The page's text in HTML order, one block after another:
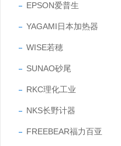
EPSON爱普生
YAGAMI日本加热器
WISE若穂
SUNAO砂尾
RKC理化工业
NKS长野计器
FREEBEAR福力百亚